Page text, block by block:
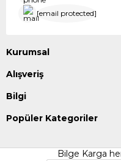
[email protected]
Kurumsal
Alışveriş
Bilgi
Popüler Kategoriler
Bilge Karga